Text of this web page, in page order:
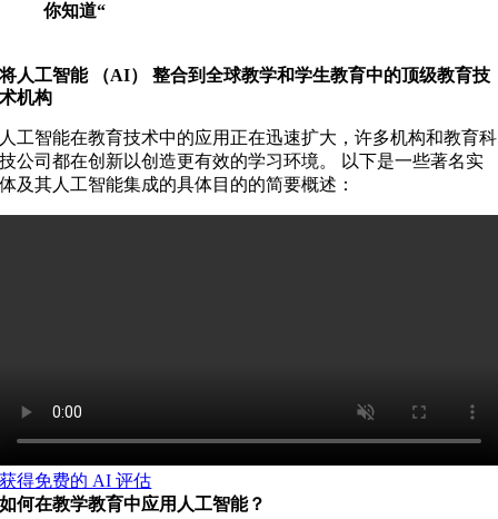
你知道“
将人工智能 （AI） 整合到全球教学和学生教育中的顶级教育技
术机构
人工智能在教育技术中的应用正在迅速扩大，许多机构和教育科
技公司都在创新以创造更有效的学习环境。 以下是一些著名实
体及其人工智能集成的具体目的的简要概述：
获得免费的 AI 评估
如何在教学教育中应用人工智能？